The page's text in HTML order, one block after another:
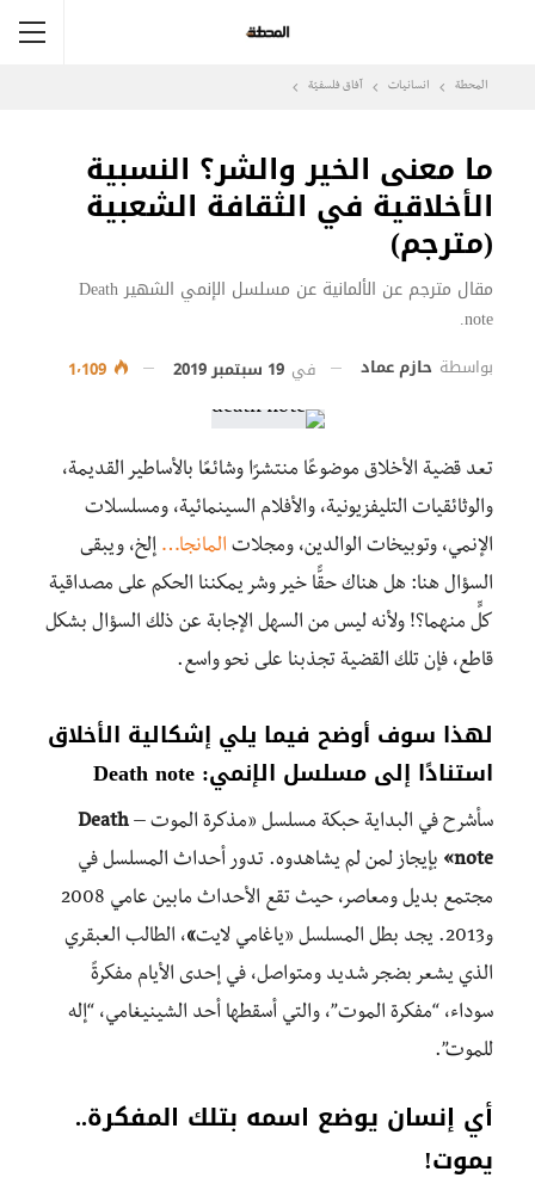
المحطة انسانيات آفاق فلسفيّة‎
ما معنى الخير والشر؟ النسبية
الأخلاقية في الثقافة الشعبية
(مترجم)
مقال مترجم عن الألمانية عن مسلسل الإنمي الشهير Death
note.
بواسطة حازم عماد في 19 سبتمبر 2019
تعد قضية الأخلاق موضوعًا منتشرًا وشائعًا بالأساطير القديمة،
والوثائقيات التليفزيونية، والأفلام السينمائية، ومسلسلات
الإنمي، وتوبيخات الوالدين، ومجلات المانجا… إلخ، ويبقى
السؤال هنا: هل هناك حقًّا خير وشر يمكننا الحكم على مصداقية
كلٍّ منهما؟! ولأنه ليس من السهل الإجابة عن ذلك السؤال بشكل
قاطع، فإن تلك القضية تجذبنا على نحو واسع.
لهذا سوف أوضح فيما يلي إشكالية الأخلاق
استنادًا إلى مسلسل الإنمي: Death note
سأشرح في البداية حبكة مسلسل «مذكرة الموت – Death
note»
بإيجاز لمن لم يشاهدوه. تدور أحداث المسلسل في
مجتمع بديل ومعاصر، حيث تقع الأحداث مابين عامي 2008
و2013. يجد بطل المسلسل «ياغامي لايت
»، الطالب العبقري
الذي يشعر بضجر شديد ومتواصل، في إحدى الأيام مفكرةً
سوداء، “مفكرة الموت”، والتي أسقطها أحد الشينيغامي، “إله
للموت”.
أي إنسان يوضع اسمه بتلك المفكرة..
يموت!